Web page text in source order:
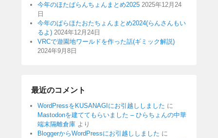
今年のほたぱらんちょんまとめ2025 2025年12月24
日
今年のぱらほたおたちょんまとめ2024(らんさんもい
るよ) 2024年12月24日
VRCで遊園地ワールドを作った話(ギミック解説)
2024年9月8日
最近のコメント
WordPressをKUSANAGIにお引越ししました に
Mastodonを建ててもらいました – ひらちょんの中華
端末隔離倉庫 より
BloggerからWordPressにお引越ししました に